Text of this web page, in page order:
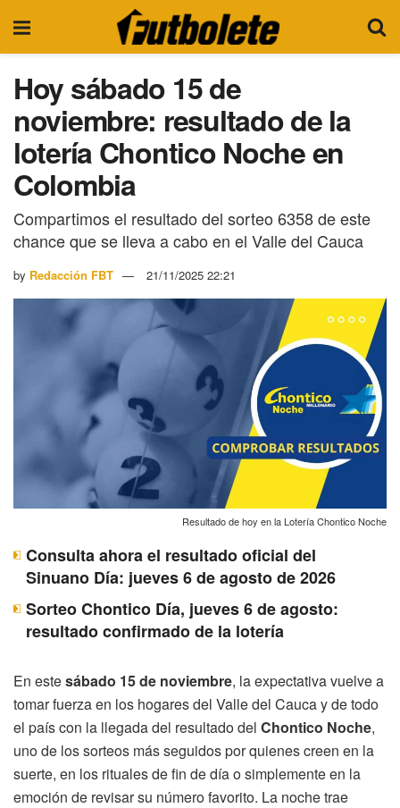
Hoy sábado 15 de
noviembre: resultado de la
lotería Chontico Noche en
Colombia
Compartimos el resultado del sorteo 6358 de este
chance que se lleva a cabo en el Valle del Cauca
by Redacción FBT 21/11/2025 22:21
Resultado de hoy en la Lotería Chontico Noche
Consulta ahora el resultado oficial del
Sinuano Día: jueves 6 de agosto de 2026
Sorteo Chontico Día, jueves 6 de agosto:
resultado confirmado de la lotería
En estesábado 15 de noviembre, la expectativa vuelve a
tomar fuerza en los hogares del Valle del Cauca y de todo
el país con la llegada del resultado del Chontico Noche,
uno de los sorteos más seguidos por quienes creen en la
suerte, en los rituales de fin de día o simplemente en la
emoción de revisar su número favorito. La noche trae